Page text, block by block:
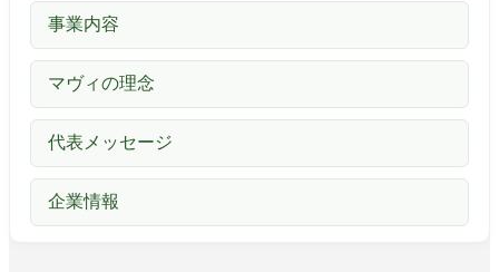
事業内容
マヴィの理念
代表メッセージ
企業情報